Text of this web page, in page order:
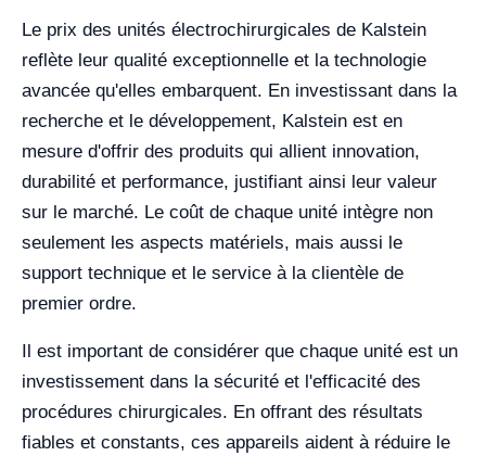
Le prix des unités électrochirurgicales de Kalstein
reflète leur qualité exceptionnelle et la technologie
avancée qu'elles embarquent. En investissant dans la
recherche et le développement, Kalstein est en
mesure d'offrir des produits qui allient innovation,
durabilité et performance, justifiant ainsi leur valeur
sur le marché. Le coût de chaque unité intègre non
seulement les aspects matériels, mais aussi le
support technique et le service à la clientèle de
premier ordre.
Il est important de considérer que chaque unité est un
investissement dans la sécurité et l'efficacité des
procédures chirurgicales. En offrant des résultats
fiables et constants, ces appareils aident à réduire le